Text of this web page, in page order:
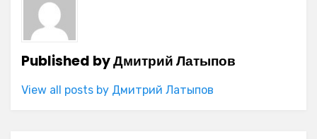
Published byДмитрий Латыпов
View all posts by Дмитрий Латыпов